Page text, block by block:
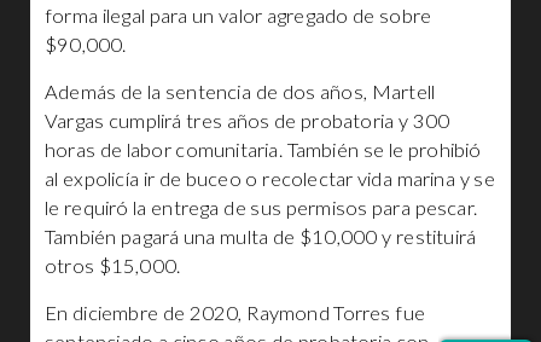
forma ilegal para un valor agregado de sobre
$90,000.
Además de la sentencia de dos años, Martell
Vargas cumplirá tres años de probatoria y 300
horas de labor comunitaria. También se le prohibió
al expolicía ir de buceo o recolectar vida marina y se
le requiró la entrega de sus permisos para pescar.
También pagará una multa de $10,000 y restituirá
otros $15,000.
En diciembre de 2020, Raymond Torres fue